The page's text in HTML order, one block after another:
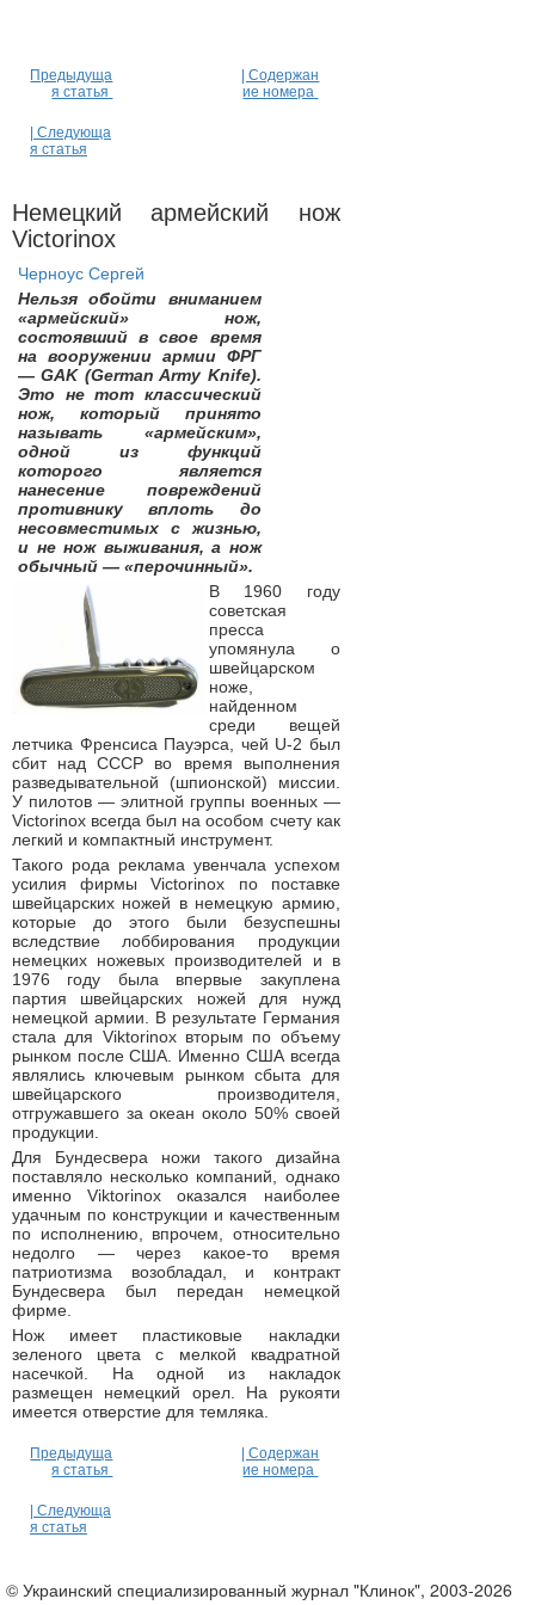
Предыдуща
я статья
| Содержан
ие номера
| Следующа
я статья
Немецкий армейский нож
Victorinox
Черноус Сергей
Нельзя обойти вниманием
«армейский» нож,
состоявший в свое время
на вооружении армии ФРГ
— GAK (German Army Knife).
Это не тот классический
нож, который принято
называть «армейским»,
одной из функций
которого является
нанесение повреждений
противнику вплоть до
несовместимых с жизнью,
и не нож выживания, а нож
обычный — «перочинный».
В 1960 году
советская
пресса
упомянула о
швейцарском
ноже,
найденном
среди вещей
летчика Френсиса Пауэрса, чей U-2 был
сбит над СССР во время выполнения
разведывательной (шпионской) миссии.
У пилотов — элитной группы военных —
Victorinox всегда был на особом счету как
легкий и компактный инструмент.
Такого рода реклама увенчала успехом
усилия фирмы Victorinox по поставке
швейцарских ножей в немецкую армию,
которые до этого были безуспешны
вследствие лоббирования продукции
немецких ножевых производителей и в
1976 году была впервые закуплена
партия швейцарских ножей для нужд
немецкой армии. В результате Германия
стала для Viktorinox вторым по объему
рынком после США. Именно США всегда
являлись ключевым рынком сбыта для
швейцарского производителя,
отгружавшего за океан около 50% своей
продукции.
Для Бундесвера ножи такого дизайна
поставляло несколько компаний, однако
именно Viktorinox оказался наиболее
удачным по конструкции и качественным
по исполнению, впрочем, относительно
недолго — через какое-то время
патриотизма возобладал, и контракт
Бундесвера был передан немецкой
фирме.
Нож имеет пластиковые накладки
зеленого цвета с мелкой квадратной
насечкой. На одной из накладок
размещен немецкий орел. На рукояти
имеется отверстие для темляка.
Предыдуща
я статья
| Содержан
ие номера
| Следующа
я статья
© Украинский специализированный журнал "Клинок", 2003-2026